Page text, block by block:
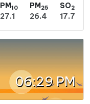
PM10
27.1
PM25
26.4
SO2
17.7
06:29 PM